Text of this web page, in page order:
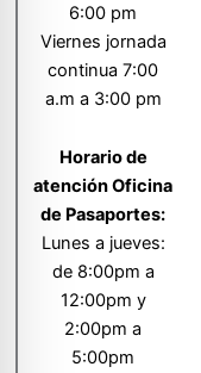
6:00 pm
Viernes jornada
continua 7:00
a.m a 3:00 pm
Horario de
atención Oficina
de Pasaportes:
Lunes a jueves:
de 8:00pm a
12:00pm y
2:00pm a
5:00pm